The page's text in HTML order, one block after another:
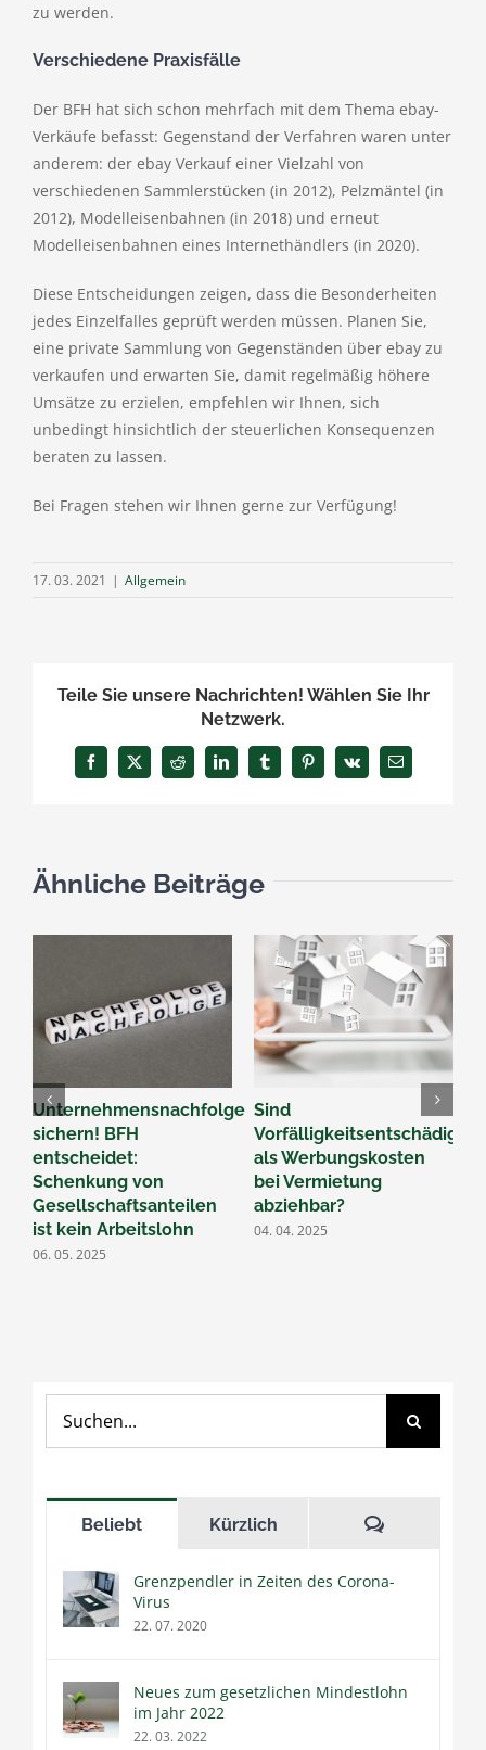
zu werden.
Verschiedene Praxisfälle
Der BFH hat sich schon mehrfach mit dem Thema ebay-
Verkäufe befasst: Gegenstand der Verfahren waren unter
anderem: der ebay Verkauf einer Vielzahl von
verschiedenen Sammlerstücken (in 2012), Pelzmäntel (in
2012), Modelleisenbahnen (in 2018) und erneut
Modelleisenbahnen eines Internethändlers (in 2020).
Diese Entscheidungen zeigen, dass die Besonderheiten
jedes Einzelfalles geprüft werden müssen. Planen Sie,
eine private Sammlung von Gegenständen über ebay zu
verkaufen und erwarten Sie, damit regelmäßig höhere
Umsätze zu erzielen, empfehlen wir Ihnen, sich
unbedingt hinsichtlich der steuerlichen Konsequenzen
beraten zu lassen.
Bei Fragen stehen wir Ihnen gerne zur Verfügung!
17. 03. 2021 | Allgemein
Teile Sie unsere Nachrichten! Wählen Sie Ihr
Netzwerk.
Facebook
X Reddit LinkedInTumblrPinterest
Vk
E-
Mail
Ähnliche Beiträge
Unternehmensnachfolge
sichern! BFH
entscheidet:
Schenkung von
Gesellschaftsanteilen
ist kein Arbeitslohn
06. 05. 2025
Sind
als Werbungskosten
bei Vermietung
abziehbar?
04. 04. 2025
nach:
Beliebt Kürzlich
Grenzpendler in Zeiten des Corona-
Virus
22. 07. 2020
Neues zum gesetzlichen Mindestlohn
im Jahr 2022
22. 03. 2022